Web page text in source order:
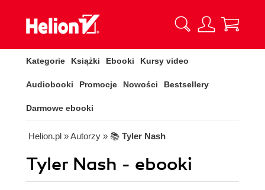
Kategorie Książki Ebooki Kursy video
Audiobooki Promocje Nowości Bestsellery
Darmowe ebooki
Helion.pl » Autorzy » 📚 Tyler Nash
Tyler Nash - ebooki